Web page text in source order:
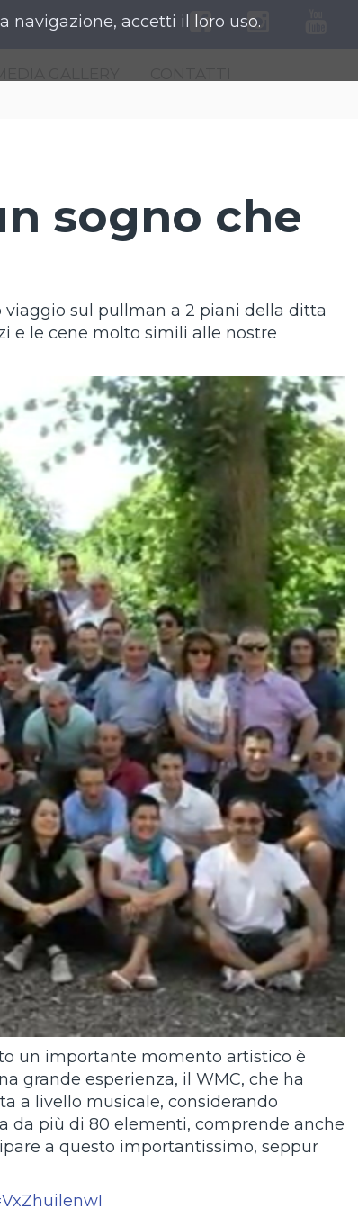
sogno che
viaggio sul pullman a 2 piani della ditta
e le cene molto simili alle nostre
un importante momento artistico è
grande esperienza, il WMC, che ha
a livello musicale, considerando
da più di 80 elementi, comprende anche
a questo importantissimo, seppur
navigazione, accetti il loro uso.